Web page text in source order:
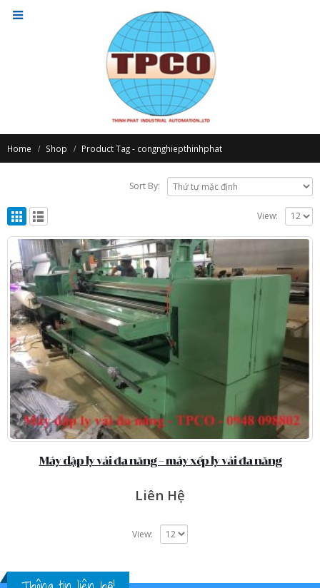
Home Shop Product Tag - congnghiepthinhphat
Sort By:
View:
Máy dập ly vải đa năng – máy xếp ly vải đa năng
Liên Hệ
View: